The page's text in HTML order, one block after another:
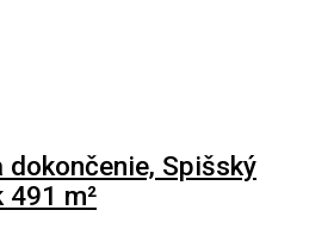
dokončenie, Spišský
491 m²